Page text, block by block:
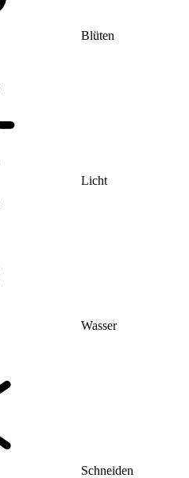
Blüten
Licht
Wasser
Schneiden